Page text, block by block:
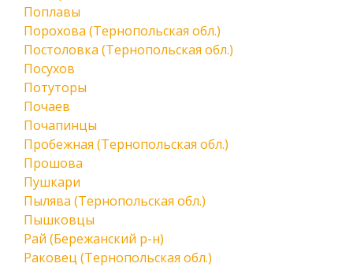
Поплавы
Порохова (Тернопольская обл.)
Постоловка (Тернопольская обл.)
Посухов
Потуторы
Почаев
Почапинцы
Пробежная (Тернопольская обл.)
Прошова
Пушкари
Пылява (Тернопольская обл.)
Пышковцы
Рай (Бережанский р-н)
Раковец (Тернопольская обл.)